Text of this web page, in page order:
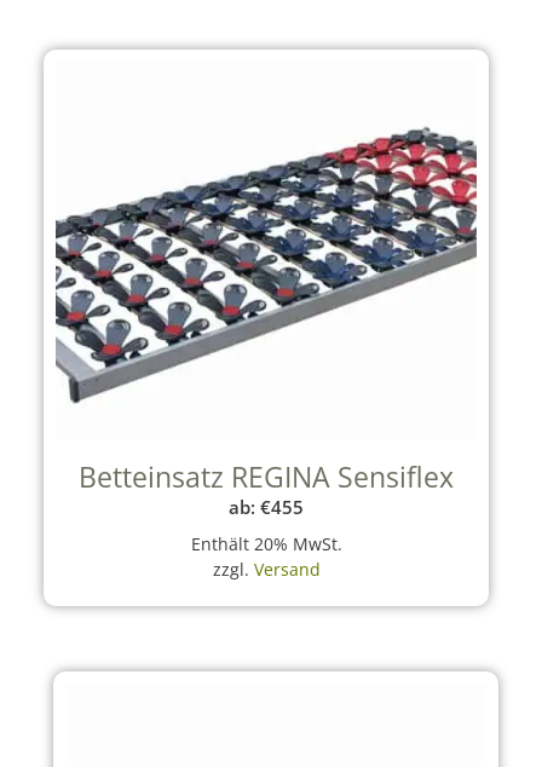
Betteinsatz REGINA Sensiflex
ab:€455
Enthält 20% MwSt.
zzgl. Versand